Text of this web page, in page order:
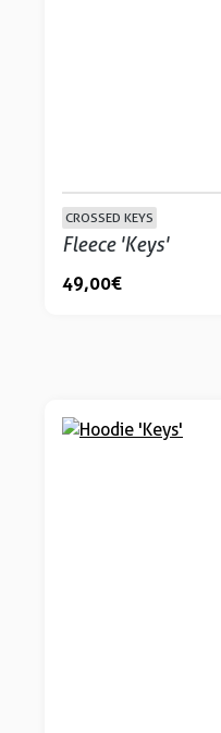
CROSSED KEYS
Fleece 'Keys'
49,00 €